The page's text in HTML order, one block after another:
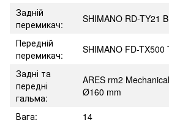
Задній
перемикач:
SHIMANO RD-TY21
Передній
перемикач:
SHIMANO FD-TX500
Задні та
передні
гальма:
ARES rm2
Ø160 mm
Вага:
14